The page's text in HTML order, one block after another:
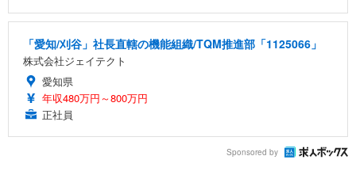
「愛知/刈谷」社長直轄の機能組織/TQM推進部「1125066」
株式会社ジェイテクト
愛知県
年収480万円～800万円
正社員
Sponsored by